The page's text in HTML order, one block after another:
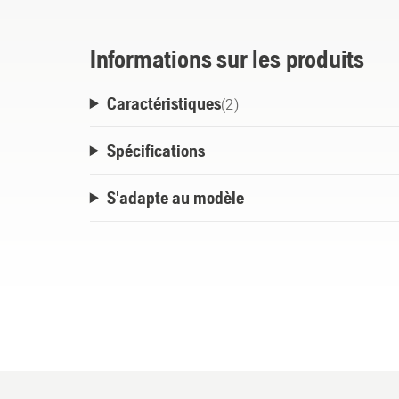
conditions.
Informations sur les produits
Caractéristiques(2)
Spécifications
S'adapte au modèle